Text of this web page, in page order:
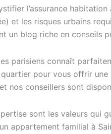
l’assurance
et les risques urbains
un blog riche en conseils
parisiens connaît
pour vous offrir
nos conseillers sont
sont les valeurs qui
appartement familial à